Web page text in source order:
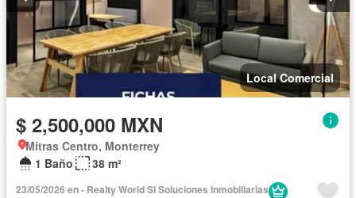
Local Comercial
$ 2,500,000 MXN
Mitras Centro, Monterrey
1 Baño
38 m²
23/05/2026 en - Realty World SI Soluciones Inmobiliarias